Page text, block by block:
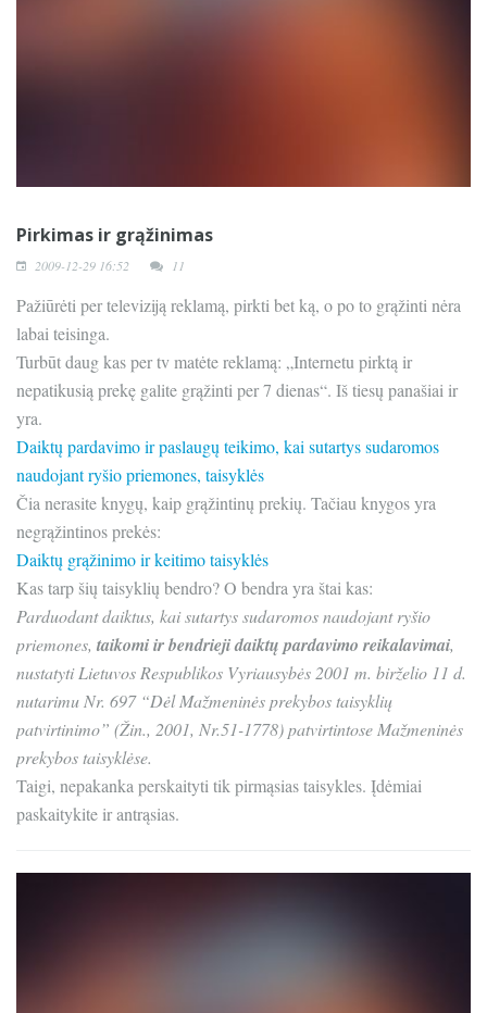
Pirkimas ir grąžinimas
2009-12-29 16:52 11
Pažiūrėti per televiziją reklamą, pirkti bet ką, o po to grąžinti nėra
labai teisinga.
Turbūt daug kas per tv matėte reklamą: „Internetu pirktą ir
nepatikusią prekę galite grąžinti per 7 dienas“. Iš tiesų panašiai ir
yra.
Daiktų pardavimo ir paslaugų teikimo, kai sutartys sudaromos
naudojant ryšio priemones, taisyklės
Čia nerasite knygų, kaip grąžintinų prekių. Tačiau knygos yra
negrąžintinos prekės:
Daiktų grąžinimo ir keitimo taisyklės
Kas tarp šių taisyklių bendro? O bendra yra štai kas:
Parduodant daiktus, kai sutartys sudaromos naudojant ryšio
priemones, taikomi ir bendrieji daiktų pardavimo reikalavimai,
nustatyti Lietuvos Respublikos Vyriausybės 2001 m. birželio 11 d.
nutarimu Nr. 697 “Dėl Mažmeninės prekybos taisyklių
patvirtinimo” (Žin., 2001, Nr.51-1778) patvirtintose Mažmeninės
prekybos taisyklėse.
Taigi, nepakanka perskaityti tik pirmąsias taisykles. Įdėmiai
paskaitykite ir antrąsias.